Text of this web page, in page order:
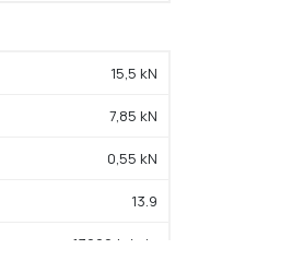
15,5 kN
7,85 kN
0,55 kN
13.9
13000 tr/min